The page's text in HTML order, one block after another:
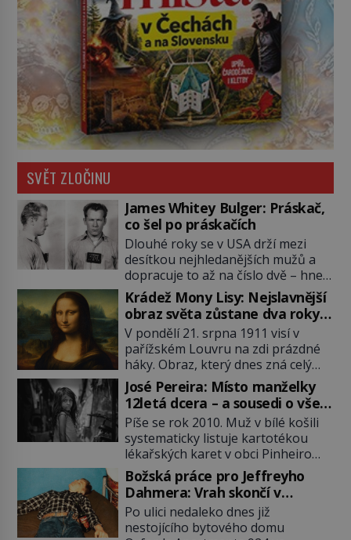
SVĚT ZLOČINU
James Whitey Bulger: Práskač,
co šel po práskačích
Dlouhé roky se v USA drží mezi
desítkou nejhledanějších mužů a
dopracuje to až na číslo dvě – hned
po Usámovi bin Ládinovi (1957–
2011). To je James „Whitey“ Bulger
(1929–2018) viněný ze spoluúčasti
na 19 vraždách, vydírání a lichvy. A
samozřejmě, krom toho je ještě
drogový dealer, který neváhá
odstranit z cesty všechny práskače,
zatímco […]
Krádež Mony Lisy: Nejslavnější
obraz světa zůstane dva roky
nezvěstný
V pondělí 21. srpna 1911 visí v
pařížském Louvru na zdi prázdné
háky. Obraz, který dnes zná celý
svět, je pryč. Zpočátku si nikdo
nemyslí, že jde o krádež.
Zaměstnanci jsou přesvědčeni, že
Mona Lisa je jen v restaurátorské
dílně nebo u fotografa. Když se
ukáže pravda, propukne jeden z
největších honů na zloděje v […]
José Pereira: Místo manželky
12letá dcera – a sousedi o všem
vědí!
Píše se rok 2010. Muž v bílé košili
systematicky listuje kartotékou
lékařských karet v obci Pinheiro
ležící asi 20 kilometrů od farmy s
podivínským majitelem. Něco tu
nesedí. Ledaže… Ledaže by ta
mladá dívka z farmy byla ne
manželkou, ale dcerou – a všechny
Božská práce pro Jeffreyho
Dahmera: Vrah skončí v
tratolišti krve ve vězeňských
umývárnách
Po ulici nedaleko dnes již
nestojícího bytového domu